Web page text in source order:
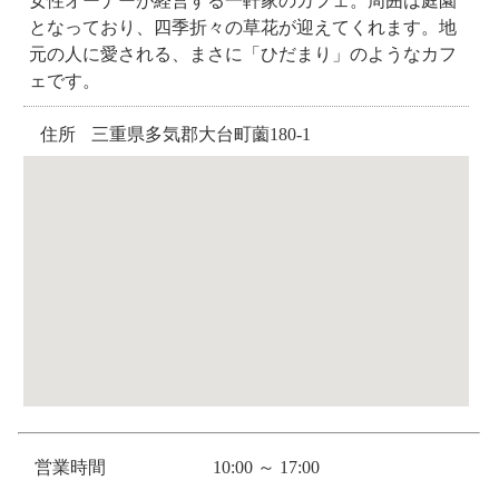
となっており、四季折々の草花が迎えてくれます。地
元の人に愛される、まさに「ひだまり」のようなカフ
ェです。
住所 三重県多気郡大台町薗180-1
営業時間 10:00 ～ 17:00